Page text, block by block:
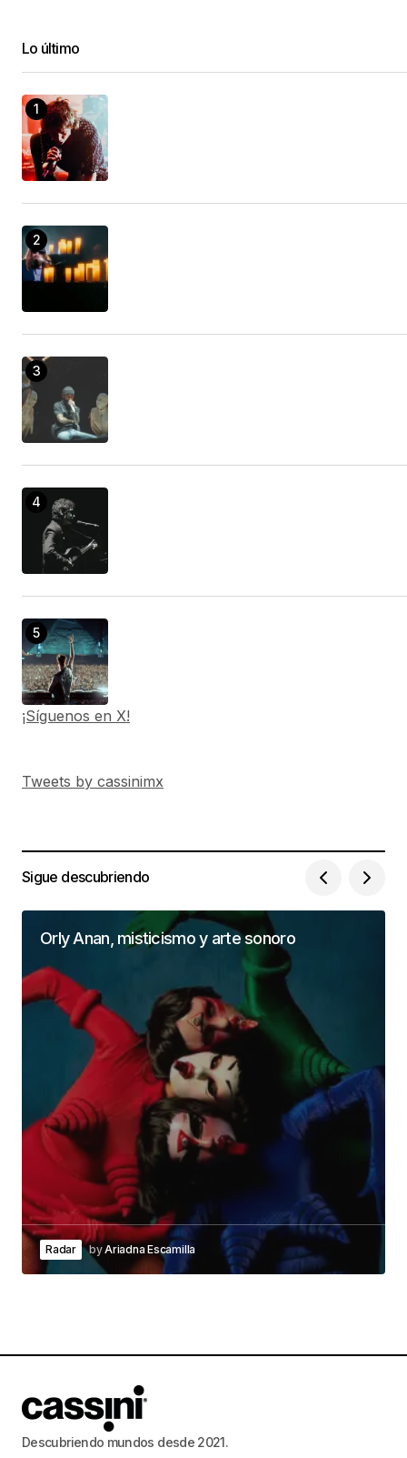
Lo último
¡Síguenos en X!
Tweets by cassinimx
Sigue descubriendo
Orly Anan, misticismo y arte sonoro
Radar byAriadna Escamilla
Descubriendo mundos desde 2021.